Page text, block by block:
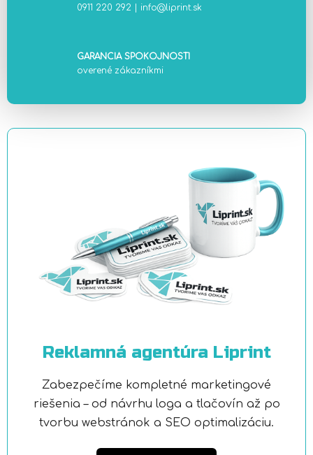
0911 220 292
info@liprint.sk
GARANCIA SPOKOJNOSTI
overené zákazníkmi
Reklamná agentúra Liprint
Zabezpečíme kompletné marketingové
riešenia – od návrhu loga a tlačovín až po
tvorbu webstránok a SEO optimalizáciu.